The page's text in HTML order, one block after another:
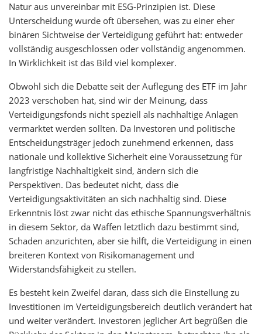
Natur aus unvereinbar mit ESG-Prinzipien ist. Diese
Unterscheidung wurde oft übersehen, was zu einer eher
binären Sichtweise der Verteidigung geführt hat: entweder
vollständig ausgeschlossen oder vollständig angenommen.
In Wirklichkeit ist das Bild viel komplexer.
Obwohl sich die Debatte seit der Auflegung des ETF im Jahr
2023 verschoben hat, sind wir der Meinung, dass
Verteidigungsfonds nicht speziell als nachhaltige Anlagen
vermarktet werden sollten. Da Investoren und politische
Entscheidungsträger jedoch zunehmend erkennen, dass
nationale und kollektive Sicherheit eine Voraussetzung für
langfristige Nachhaltigkeit sind, ändern sich die
Perspektiven. Das bedeutet nicht, dass die
Verteidigungsaktivitäten an sich nachhaltig sind. Diese
Erkenntnis löst zwar nicht das ethische Spannungsverhältnis
in diesem Sektor, da Waffen letztlich dazu bestimmt sind,
Schaden anzurichten, aber sie hilft, die Verteidigung in einen
breiteren Kontext von Risikomanagement und
Widerstandsfähigkeit zu stellen.
Es besteht kein Zweifel daran, dass sich die Einstellung zu
Investitionen im Verteidigungsbereich deutlich verändert hat
und weiter verändert. Investoren jeglicher Art begrüßen die